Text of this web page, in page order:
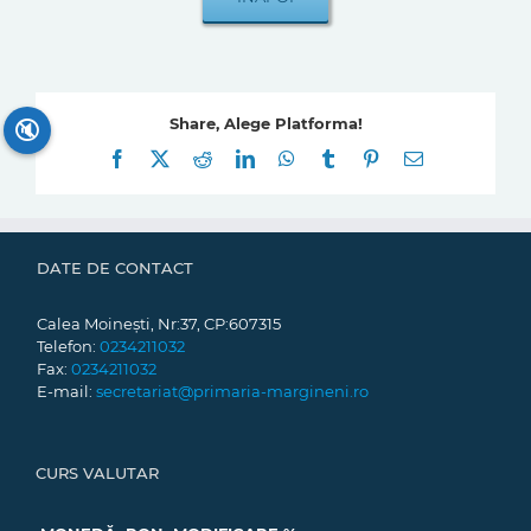
Share, Alege Platforma!
Facebook
RedditLinkedInWhatsApp
Tumblr Pinterest
E-
DATE DE CONTACT
Calea Moinești, Nr:37, CP:607315
Telefon: 0234211032
Fax: 0234211032
E-mail: secretariat@primaria-margineni.ro
CURS VALUTAR
🔇